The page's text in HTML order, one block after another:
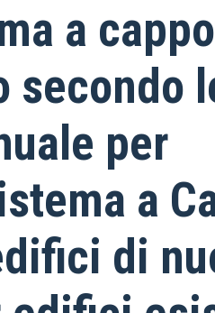
a
secondo
per
a
di